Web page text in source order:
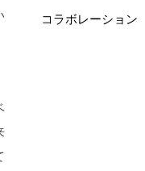
コラボレーション